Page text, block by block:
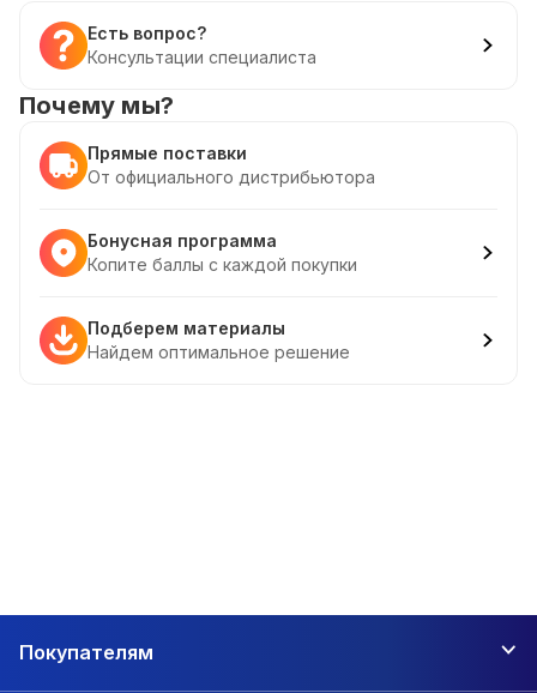
Есть вопрос?
Консультации специалиста
Почему мы?
Прямые поставки
От официального дистрибьютора
Бонусная программа
Копите баллы с каждой покупки
Подберем материалы
Найдем оптимальное решение
Покупателям